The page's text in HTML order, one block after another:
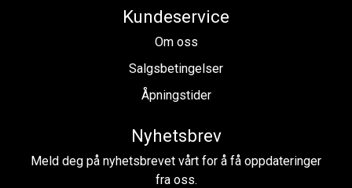
Kundeservice
Om oss
Salgsbetingelser
Åpningstider
Nyhetsbrev
Meld deg på nyhetsbrevet vårt for å få oppdateringer
fra oss.